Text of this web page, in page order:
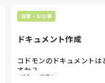
保育・お仕事
ドキュメント作成
コドモンのドキュメント
すか？
ICT 保育士